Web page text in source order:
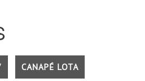
CANAPÉ LOTA